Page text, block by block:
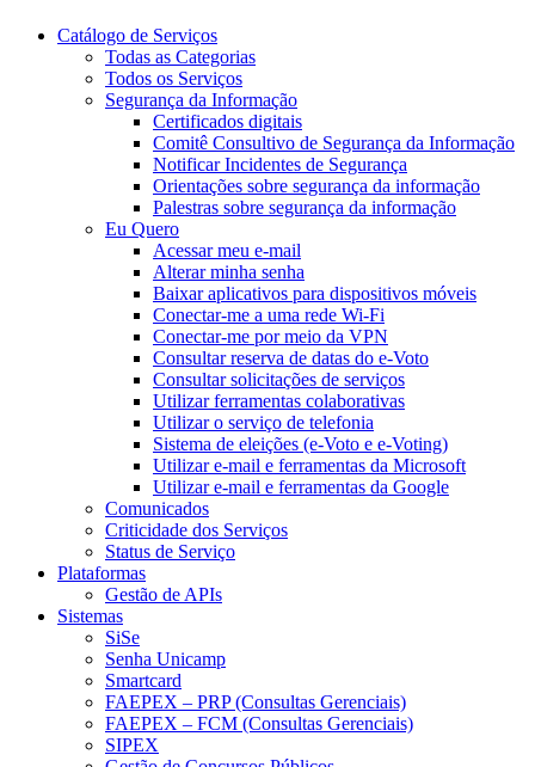
Catálogo de Serviços
Todas as Categorias
Todos os Serviços
Segurança da Informação
Certificados digitais
Comitê Consultivo de Segurança da Informação
Notificar Incidentes de Segurança
Orientações sobre segurança da informação
Palestras sobre segurança da informação
Eu Quero
Acessar meu e-mail
Alterar minha senha
Baixar aplicativos para dispositivos móveis
Conectar-me a uma rede Wi-Fi
Conectar-me por meio da VPN
Consultar reserva de datas do e-Voto
Consultar solicitações de serviços
Utilizar ferramentas colaborativas
Utilizar o serviço de telefonia
Sistema de eleições (e-Voto e e-Voting)
Utilizar e-mail e ferramentas da Microsoft
Utilizar e-mail e ferramentas da Google
Comunicados
Criticidade dos Serviços
Status de Serviço
Plataformas
Gestão de APIs
Sistemas
SiSe
Senha Unicamp
Smartcard
FAEPEX – PRP (Consultas Gerenciais)
FAEPEX – FCM (Consultas Gerenciais)
SIPEX